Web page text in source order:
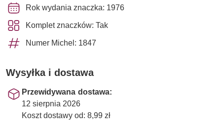
Rok wydania znaczka: 1976
Komplet znaczków: Tak
Numer Michel: 1847
Wysyłka i dostawa
Przewidywana dostawa:
12 sierpnia 2026
Koszt dostawy od: 8,99 zł